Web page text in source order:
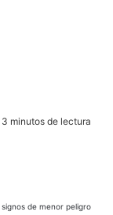
3 minutos de lectura
de menor peligro